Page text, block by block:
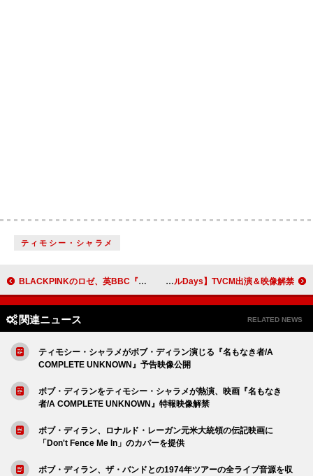
ティモシー・シャラメ
BLACKPINKのロゼ、英BBC『Live Lounge』でワム！の名曲をカバー 生田絵梨花、JRA×地方競馬がコラボ【KEIBAカラフルDays】TVCM出演＆映像解禁
関連ニュース RELATED NEWS
ティモシー・シャラメがボブ・ディラン演じる『名もなき者/A
COMPLETE UNKNOWN』予告映像公開
ボブ・ディランをティモシー・シャラメが熱演、映画『名もなき
者/A COMPLETE UNKNOWN』特報映像解禁
ボブ・ディラン、ロナルド・レーガン元米大統領の伝記映画に
「Don't Fence Me In」のカバーを提供
ボブ・ディラン、ザ・バンドとの1974年ツアーの全ライブ音源を収